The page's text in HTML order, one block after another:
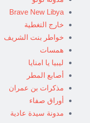
Brave New Libya
خارج التغطية
خواطر بنت الشريف
همسات
ليبيا يا امنايا
أصابع المطر
مذكرات بن عمران
أوراق صفاء
مدونة سيدة عادية